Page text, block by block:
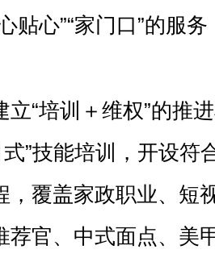
贴心”“家门口”的服
立“培训＋维权”的推
式”技能培训，开设符
，覆盖家政职业、短
荐官、中式面点、美